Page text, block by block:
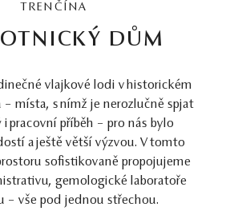
TRENČÍNA
DŮM
vlajkové lodi v historickém
– místa, s nímž je nerozlučně spjat
pracovní příběh – pro nás bylo
a ještě větší výzvou. V tomto
sofistikovaně propojujeme
gemologické laboratoře
– vše pod jednou střechou.